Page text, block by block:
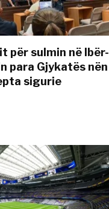
për sulmin në Ibër-
para Gjykatës nën
sigurie